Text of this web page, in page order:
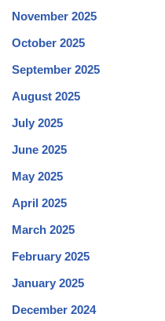
November 2025
October 2025
September 2025
August 2025
July 2025
June 2025
May 2025
April 2025
March 2025
February 2025
January 2025
December 2024